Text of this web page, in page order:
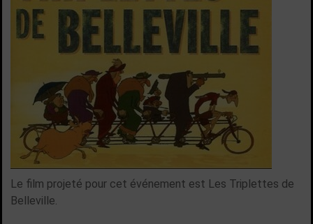
Le film projeté pour cet événement est Les Triplettes de
Belleville.